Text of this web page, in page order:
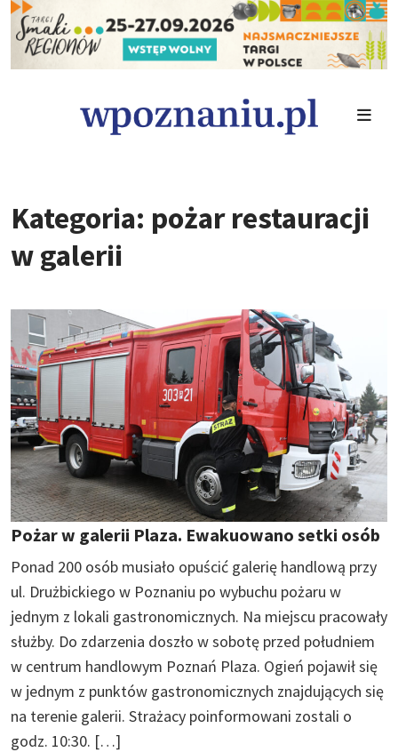
Kategoria: pożar restauracji
w galerii
Pożar w galerii Plaza. Ewakuowano setki osób
Ponad 200 osób musiało opuścić galerię handlową przy
ul. Drużbickiego w Poznaniu po wybuchu pożaru w
jednym z lokali gastronomicznych. Na miejscu pracowały
służby. Do zdarzenia doszło w sobotę przed południem
w centrum handlowym Poznań Plaza. Ogień pojawił się
w jednym z punktów gastronomicznych znajdujących się
na terenie galerii. Strażacy poinformowani zostali o
godz. 10:30. […]